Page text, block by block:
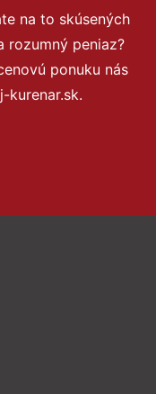
na to skúsených
rozumný peniaz?
ponuku nás
kurenar.sk.